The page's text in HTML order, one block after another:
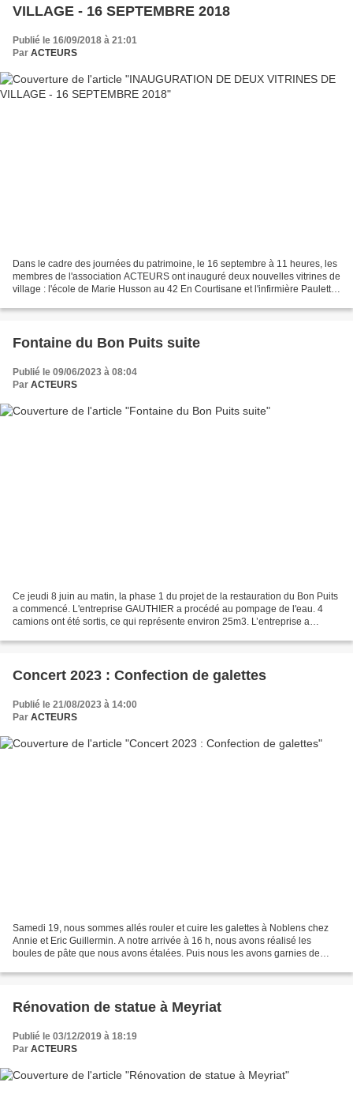
VILLAGE - 16 SEPTEMBRE 2018
Publié le 16/09/2018 à 21:01
Par ACTEURS
Dans le cadre des journées du patrimoine, le 16 septembre à 11 heures, les
membres de l'association ACTEURS ont inauguré deux nouvelles vitrines de
village : l'école de Marie Husson au 42 En Courtisane et l'infirmière Paulette
Fontaine du Bon Puits suite
Publié le 09/06/2023 à 08:04
Par ACTEURS
Ce jeudi 8 juin au matin, la phase 1 du projet de la restauration du Bon Puits
a commencé. L'entreprise GAUTHIER a procédé au pompage de l'eau. 4
camions ont été sortis, ce qui représente environ 25m3. L’entreprise a
Concert 2023 : Confection de galettes
Publié le 21/08/2023 à 14:00
Par ACTEURS
Samedi 19, nous sommes allés rouler et cuire les galettes à Noblens chez
Annie et Eric Guillermin. A notre arrivée à 16 h, nous avons réalisé les
boules de pâte que nous avons étalées. Puis nous les avons garnies de
Rénovation de statue à Meyriat
Publié le 03/12/2019 à 18:19
Par ACTEURS